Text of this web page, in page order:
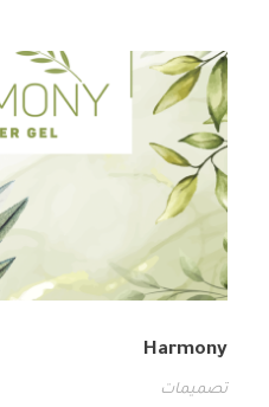
Harmony
تصميمات